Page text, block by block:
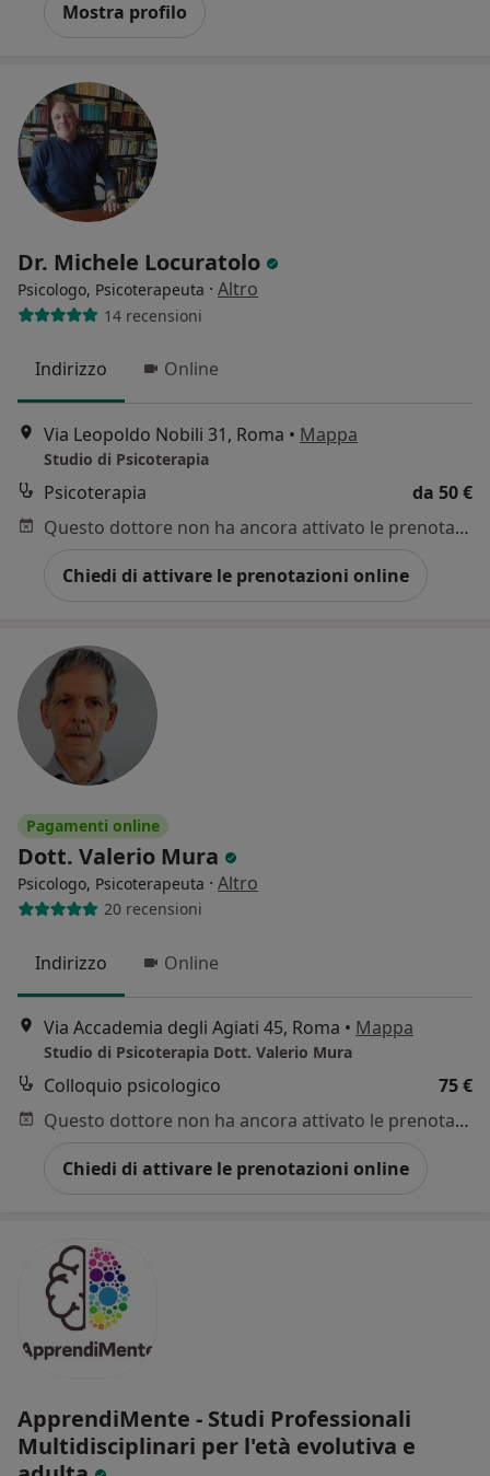
Mostra profilo
Dr. Michele Locuratolo
Psicologo, Psicoterapeuta · Altro
14 recensioni
Indirizzo Online
Via Leopoldo Nobili 31, Roma • Mappa
Studio di Psicoterapia
Psicoterapia
da 50 €
Questo dottore non ha ancora attivato le prenotazioni online presso questo indirizzo.
Chiedi di attivare le prenotazioni online
Pagamenti online
Dott. Valerio Mura
Psicologo, Psicoterapeuta · Altro
20 recensioni
Indirizzo Online
Via Accademia degli Agiati 45, Roma • Mappa
Studio di Psicoterapia Dott. Valerio Mura
Colloquio psicologico
75 €
Questo dottore non ha ancora attivato le prenotazioni online presso questo indirizzo.
Chiedi di attivare le prenotazioni online
ApprendiMente - Studi Professionali
Multidisciplinari per l'età evolutiva e